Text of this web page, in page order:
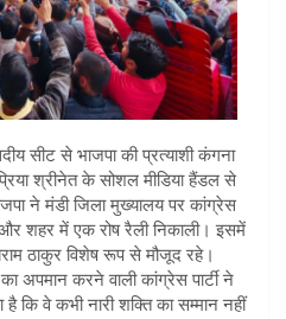
सीट से भाजपा की प्रत्याशी कंगना
श्रीनेत के सोशल मीडिया हैंडल से
ने मंडी जिला मुख्यालय पर कांग्रेस
शहर में एक रोष रैली निकाली। इसमें
ठाकुर विशेष रूप से मौजूद रहे।
अपमान करने वाली कांग्रेस पार्टी ने
कि वे कभी नारी शक्ति का सम्मान नहीं